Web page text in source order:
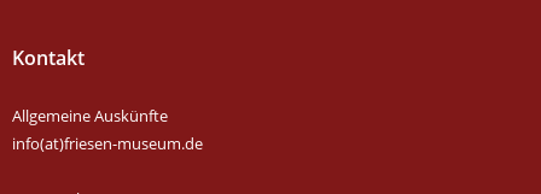
Kontakt
Allgemeine Auskünfte
info(at)friesen-museum.de